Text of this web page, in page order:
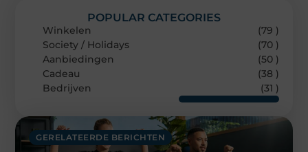
GERELATEERDE BERICHTEN
POPULAR CATEGORIES
Winkelen
(79 )
Society / Holidays
(70 )
Aanbiedingen
(50 )
Cadeau
(38 )
Bedrijven
(31 )